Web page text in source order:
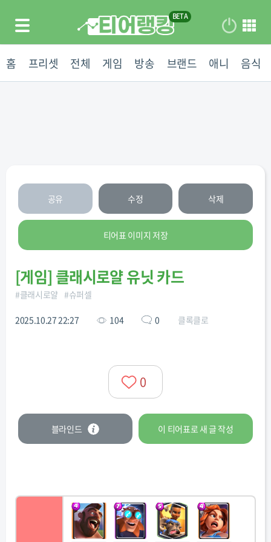
홈 프리셋 전체 게임 방송 브랜드 애니 음식
공유 수정 삭제
티어표 이미지 저장
[게임] 클래시로얄 유닛 카드
#클래시로얄 #슈퍼셀
2025.10.27 22:27 104 0 클록클로
0
블라인드 이 티어표로 새 글 작성